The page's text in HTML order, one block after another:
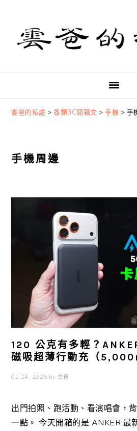
primary
navigation
content
primary
sidebar
雲爸的私處 >各類3C開箱文 >手機 > 手
手機周邊
120 公克有多輕？
磁吸超薄行動充（
01 24, 2026 by 雲爸
出門拍照、跑活動、看演唱會，
一點。 今天開箱的是 ANKER 最